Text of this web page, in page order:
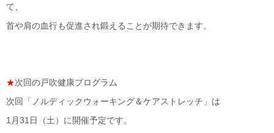
て、
首や肩の血行も促進され鍛えることが期待できます。
★次回の戸吹健康プログラム
次回「ノルディックウォーキング＆ケアストレッチ」は
1月31日（土）に開催予定です。